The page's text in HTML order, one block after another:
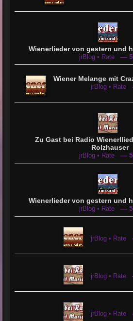
Wienerlieder von gestern und
jrBlog • Rate —
Wiener Melange mit
jrBlog • Rate
Zu Gast bei Radio
Rolzhauser
jrBlog • Rate —
Wienerlieder von gestern und
jrBlog • Rate —
jrBlog • Rate
jrBlog • Rate
jrBlog • Rate